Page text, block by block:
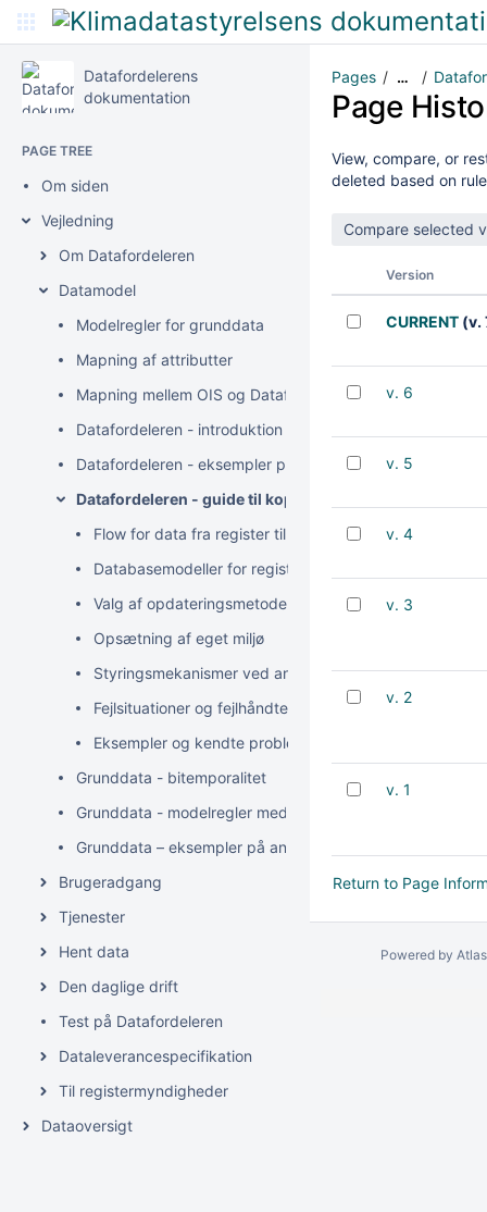
Datafordelerens
dokumentation
PAGE TREE
Om siden
Vejledning
Om Datafordeleren
Datamodel
Modelregler for grunddata
Mapning af attributter
Mapning mellem OIS og Datafordeleren
Datafordeleren - introduktion til bitemporalitet
Datafordeleren - eksempler på anvendelse af
Datafordeleren - guide til kopiregistre
Flow for data fra register til anvender
Databasemodeller for registre
Valg af opdateringsmetode fra Datafordeleren
Opsætning af eget miljø
Styringsmekanismer ved anvendelse af filudtræk
Fejlsituationer og fejlhåndtering
Eksempler og kendte problemer ved periodeudtræk
Grunddata - bitemporalitet
Grunddata - modelregler med bitemporalitet
Grunddata – eksempler på anvendelse af bitemporalitet
Brugeradgang
Tjenester
Hent data
Den daglige drift
Test på Datafordeleren
Dataleverancespecifikation
Til registermyndigheder
Dataoversigt
Pages …
Page
View, compare, or
deleted based on
Version
CURRENT (v.
v. 6
v. 5
v. 4
v. 3
v. 2
v. 1
Return to Page
Powered by